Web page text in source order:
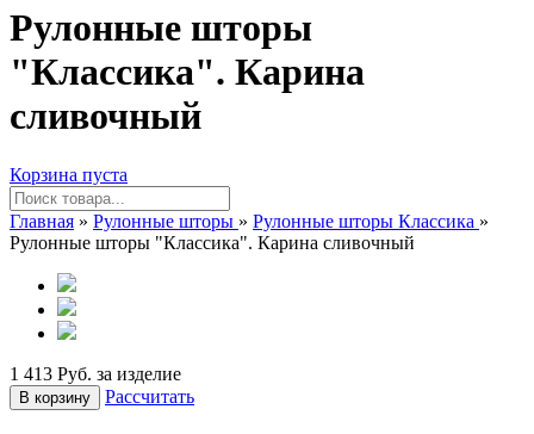
Рулонные шторы
"Классика". Карина
сливочный
Корзина пуста
Главная » Рулонные шторы » Рулонные шторы Классика »
Рулонные шторы "Классика". Карина сливочный
1 413 Руб. за изделие
В корзину Рассчитать